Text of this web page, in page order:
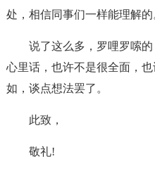
处，相信同事们一样能理解的
说了这么多，罗哩罗嗦
心里话，也许不是很全面，
如，谈点想法罢了。
此致，
敬礼!